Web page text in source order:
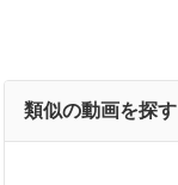
類似の動画を探す